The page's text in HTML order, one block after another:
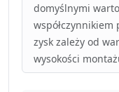
domyślnymi
współczynnikiem
zysk zależy od
wysokości